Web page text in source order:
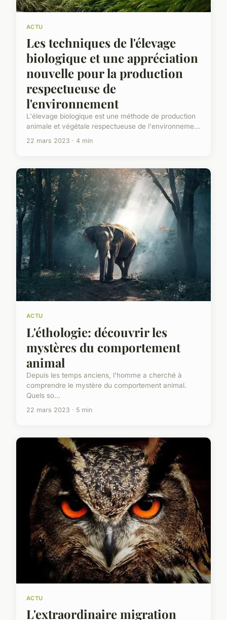
ACTU
Les techniques de l'élevage
biologique et une appréciation
nouvelle pour la production
respectueuse de
l'environnement
L'élevage biologique est une méthode de production
animale et végétale respectueuse de l'environneme...
22 mars 2023 · 4 min
ACTU
L'éthologie: découvrir les
mystères du comportement
animal
Depuis les temps anciens, l'homme a cherché à
comprendre le mystère du comportement animal.
Quels so...
22 mars 2023 · 5 min
ACTU
L'extraordinaire migration